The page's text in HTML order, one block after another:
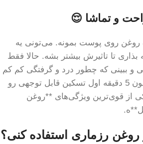
و تماشا 😌
روغن روی پوست بمونه. می‌تونی یه
تا تاثیرش بیشتر بشه. حالا فقط
و ببینی که چطور درد و گرفتگی کم کم
از بین میره. خیلی‌ها همون 5 دقیقه اول تسکین قابل توجهی رو
از قوی‌ترین ویژگی‌های **روغن
روغن رزماری استفاده کنی؟